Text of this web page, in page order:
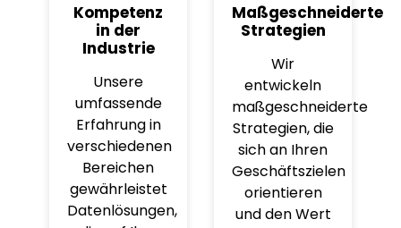
Kompetenz
in der
Industrie
Unsere
umfassende
Erfahrung in
verschiedenen
Bereichen
gewährleistet
Datenlösungen,
Maßgeschneiderte
Strategien
Wir
entwickeln
maßgeschneiderte
Strategien, die
sich an Ihren
Geschäftszielen
orientieren
und den Wert